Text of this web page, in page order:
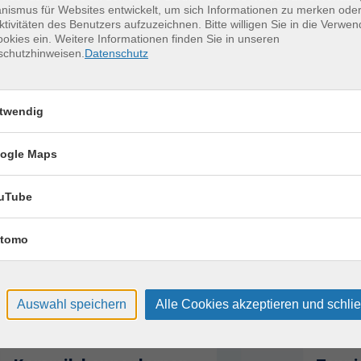
18:00 — 20:30 Uhr
18:00 — 20:30 Uhr
18:00 — 20:30 Uhr
für unvergessliche
für Websites entwickelt, um sich Informationen zu merken
des Benutzers aufzuzeichnen. Bitte willigen Sie in die
ein. Weitere Informationen finden Sie in unseren
Datenschutz
Maps
Auswahl speichern Alle Cookies akzeptieren und